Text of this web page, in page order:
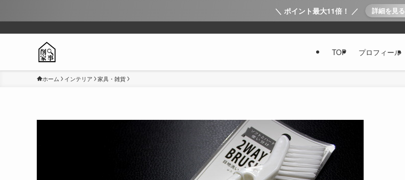
＼ ポイント最大11倍！ ／ 詳細を見る
TOP プロフィール
ホーム インテリア 家具・雑貨